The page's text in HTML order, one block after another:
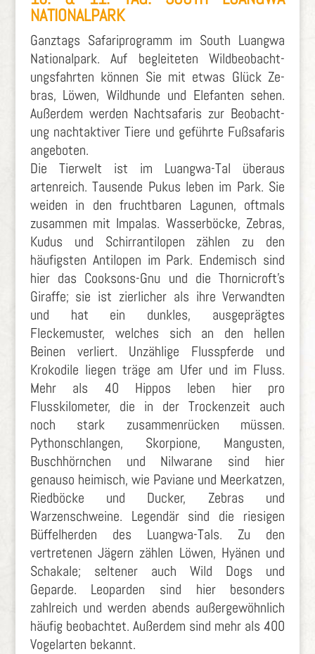
NATIONALPARK
Ganztags Safariprogramm im South Luangwa
Nationalpark. Auf be­gleit­eten Wild­be­ob­acht­
ungs­fahrten können Sie mit etwas Glück Ze­
bras, Lö­wen, Wild­hun­de und Ele­fan­ten sehen.
Au­ß­er­dem werden Nacht­sa­faris zur Be­ob­acht­
ung nacht­aktiver Tiere und ge­führte Fuß­safaris
an­ge­boten.
Die Tierwelt ist im Luangwa-Tal überaus
artenreich. Tausende Pukus leben im Park. Sie
weiden in den fruchtbaren Lagunen, oftmals
zusammen mit Impalas. Wasserböcke, Zebras,
Kudus und Schirrantilopen zählen zu den
häufigsten Antilopen im Park. Endemisch sind
hier das Cooksons-Gnu und die Thornicroft’s
Giraffe; sie ist zierlicher als ihre Verwandten
und hat ein dunkles, ausgeprägtes
Fleckemuster, welches sich an den hellen
Beinen verliert. Unzählige Flusspferde und
Krokodile liegen träge am Ufer und im Fluss.
Mehr als 40 Hippos leben hier pro
Flusskilometer, die in der Trockenzeit auch
noch stark zusammenrücken müssen.
Pythonschlangen, Skorpione, Mangusten,
Buschhörnchen und Nilwarane sind hier
genauso heimisch, wie Paviane und Meerkatzen,
Riedböcke und Ducker, Zebras und
Warzenschweine. Legendär sind die riesigen
Büffelherden des Luangwa-Tals. Zu den
vertretenen Jägern zählen Löwen, Hyänen und
Schakale; seltener auch Wild Dogs und
Geparde. Leoparden sind hier besonders
zahlreich und werden abends außergewöhnlich
häufig beobachtet. Außerdem sind mehr als 400
Vogelarten bekannt.